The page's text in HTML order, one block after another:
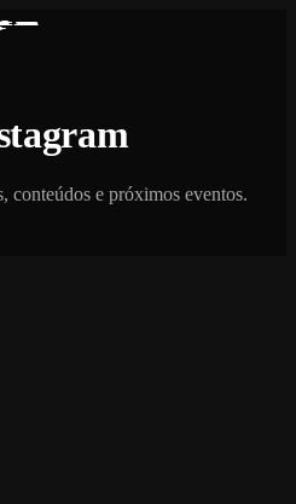
conteúdos e próximos eventos.